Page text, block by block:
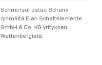
Schmersal ostaa Schunk-
ryhmältä Elan Schaltelemente
GmbH & Co. KG yrityksen
Wettenbergistä.